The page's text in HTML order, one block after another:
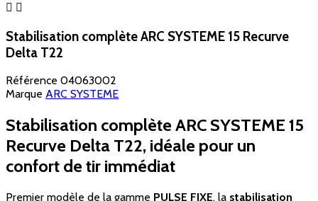
 
Stabilisation complète ARC SYSTEME 15 Recurve
Delta T22
Référence 04063002
Marque ARC SYSTEME
Stabilisation complète ARC SYSTEME 15
Recurve Delta T22, idéale pour un
confort de tir immédiat
Premier modèle de la gamme PULSE FIXE, la stabilisation